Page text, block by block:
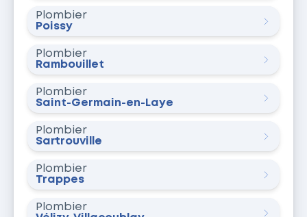
Plombier
Poissy
Plombier
Rambouillet
Plombier
Saint-Germain-en-Laye
Plombier
Sartrouville
Plombier
Trappes
Plombier